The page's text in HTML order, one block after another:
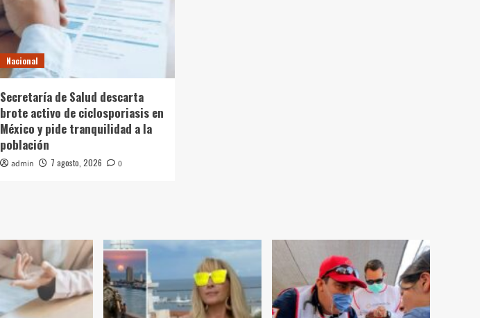
Nacional
Secretaría de Salud descarta
brote activo de ciclosporiasis en
México y pide tranquilidad a la
población
admin 7 agosto, 2026 0